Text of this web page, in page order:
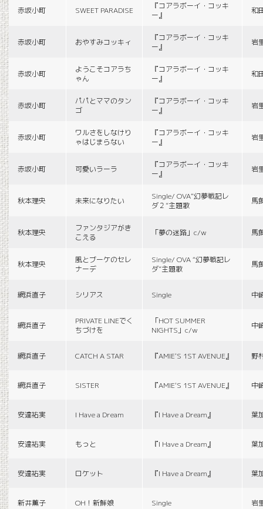
赤坂小町 SWEET PARADISE
『コアラボーイ・コッキ
ー』
和
赤坂小町 おやすみコッキィ
『コアラボーイ・コッキ
ー』
岩
赤坂小町
ようこそコアラち
ゃん
『コアラボーイ・コッキ
ー』
和
赤坂小町
パパとママのタン
ゴ
『コアラボーイ・コッキ
ー』
岩
赤坂小町
ワルさをしなけり
ゃはじまらない
『コアラボーイ・コッキ
ー』
岩
赤坂小町 可愛いラーラ
『コアラボーイ・コッキ
ー』
岩
秋本理央 未来になりたい
Single/ OVA“幻夢戦記レ
ダ２”主題歌
馬
秋本理央
ファンタジアがき
こえる
「夢の迷路」c/w 馬
秋本理央
風とブーケのセレ
ナーデ
Single/ OVA “幻夢戦記レ
ダ”主題歌
馬
網浜直子 シリアス Single 中
網浜直子
PRIVATE LINEでく
ちづけを
「HOT SUMMER
NIGHTS」c/w
中
網浜直子 CATCH A STAR 『AMIE'S 1ST AVENUE』 野
網浜直子 SISTER 『AMIE'S 1ST AVENUE』 中
安達祐実 I Have a Dream 『I Have a Dream』 葉
安達祐実 もっと 『I Have a Dream』 葉
安達祐実 ロケット 『I Have a Dream』 葉
新井薫子 OH！新鮮娘 Single 岩